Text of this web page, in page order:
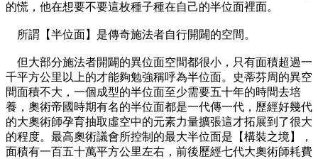
的慌，他在想要不要這枚種子種在自己的半位面裡面。
所謂【半位面】是傳奇施法者自行開闢的空間。
但大部分施法者開闢的異位面空間都很小，只有面積超過一
千平方公里以上的才能夠勉強稱呼為半位面。史蒂芬周的異空
間面積不大，一個成型的半位面至少需要五十年的時間去培
養，奧術帝國時期有名的半位面都是一代傳一代，歷經好幾代
的大奧術師孕育抽取虛空中的元素力量擴張這才拓展到了很大
的程度。最高奧術議會所控制的最大半位面是【構裝之境】，
面積有一百五十萬平方公里左右，前後歷經七代大奧術師耗費